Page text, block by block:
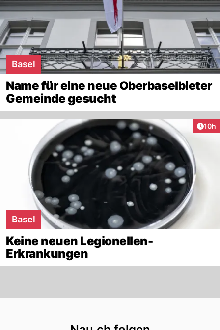
Basel
Name für eine neue Oberbaselbieter
Gemeinde gesucht
10h
Basel
Keine neuen Legionellen-
Erkrankungen